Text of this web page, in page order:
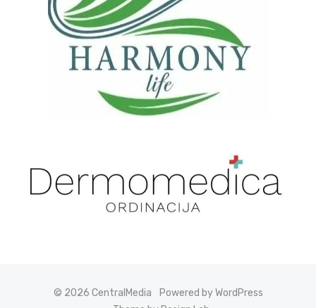
© 2026 CentralMedia
Powered by WordPress